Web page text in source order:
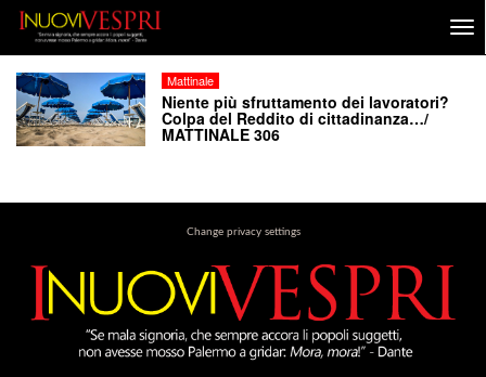
Mattinale
Niente più sfruttamento dei lavoratori?
Colpa del Reddito di cittadinanza…/
MATTINALE 306
Change privacy settings